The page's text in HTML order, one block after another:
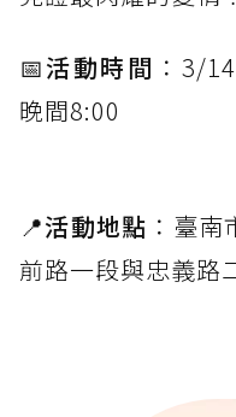
📅活動時間 ：3/
晚間8:00
📍活動地點 ：臺
前路一段與忠義路